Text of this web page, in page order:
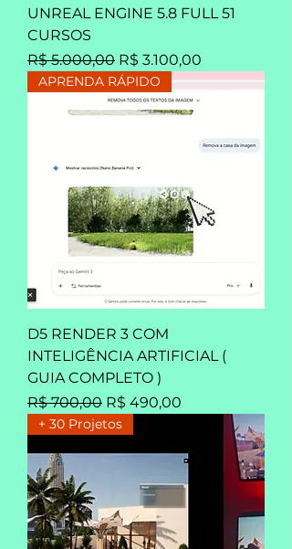
UNREAL ENGINE 5.8 FULL 51
CURSOS
Preço normal
R$ 5.000,00 Preço promocional
R$ 3.100,00
APRENDA RÁPIDO
D5 RENDER 3 COM
INTELIGÊNCIA ARTIFICIAL (
GUIA COMPLETO )
Preço normal
R$ 700,00 Preço promocional
R$ 490,00
+ 30 Projetos